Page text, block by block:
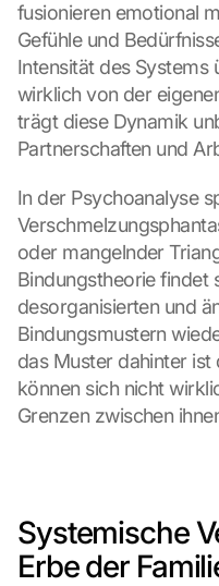
fusionieren emotional
Gefühle und
Intensität des Systems
wirklich von der
trägt diese Dynamik
Partnerschaften und
In der Psychoanalyse
oder mangelnder
Bindungstheorie findet
desorganisierten und
Bindungsmustern
das Muster dahinter ist
können sich nicht
Grenzen zwischen
Systemische
Erbe der